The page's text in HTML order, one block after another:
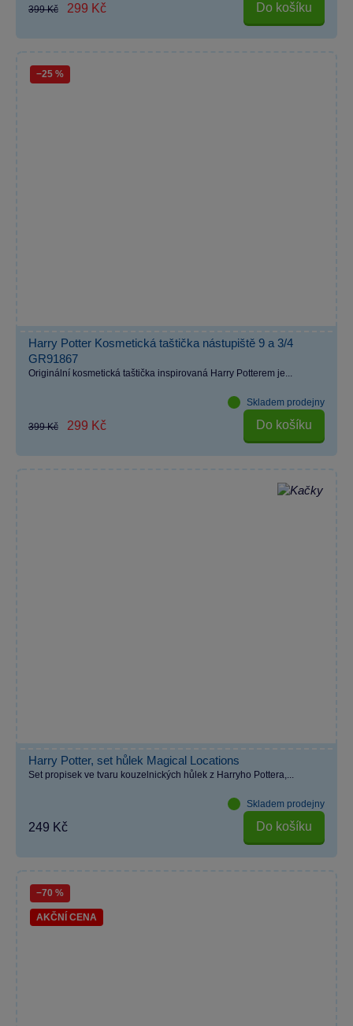
399 Kč 299 Kč Do košíku
−25 %
Harry Potter Kosmetická taštička nástupiště 9 a 3/4
GR91867
Originální kosmetická taštička inspirovaná Harry Potterem je...
Skladem prodejny
399 Kč 299 Kč Do košíku
Harry Potter, set hůlek Magical Locations
Set propisek ve tvaru kouzelnických hůlek z Harryho Pottera,...
Skladem prodejny
249 Kč Do košíku
−70 %
AKČNÍ CENA